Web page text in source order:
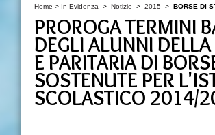
Home > In Evidenza > Notizie > 2015 > BORSE DI
PROROGA TERMINI
DEGLI ALUNNI
E PARITARIA DI
SOSTENUTE PER
SCOLASTICO 2014/